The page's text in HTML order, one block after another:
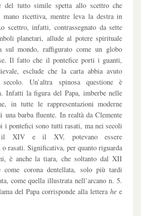
del tutto simile spetta allo scettro che
ricettiva, mentre leva la destra in
scettro, infatti, contrassegnato da sette
planetari, allude al potere spirituale
sul mondo, raffigurato come un globo
Il fatto che il pontefice porti i guanti,
esclude che la carta abbia avuto
Un’altra spinosa questione è
Infatti la figura del Papa, imberbe nelle
in tutte le rappresentazioni moderne
una barba fluente. In realtà da Clemente
pontefici sono tutti rasati, ma nei secoli
il XIV e il XV, potevano essere
rasati. Significativa, per quanto riguarda
è anche la tiara, che soltanto dal XII
come corona dentellata, solo più tardi
come quella illustrata nell’arcano n. 5.
del Papa corrisponde alla letterahe e